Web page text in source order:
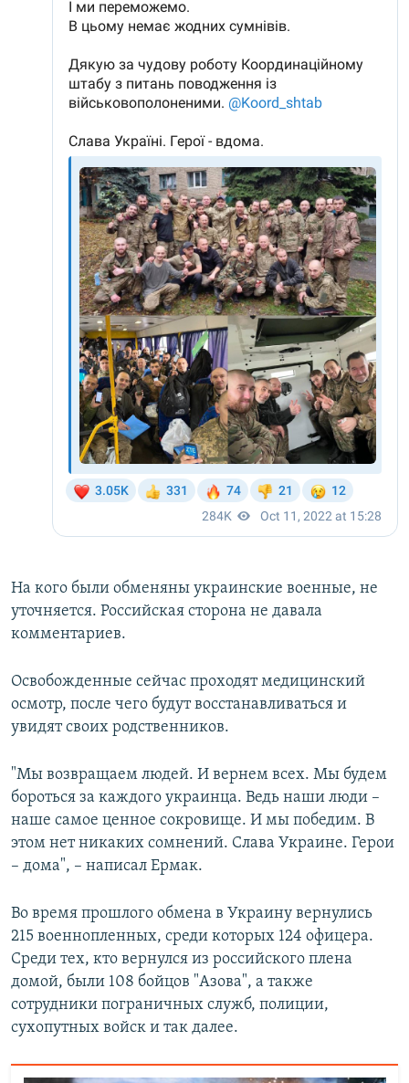
На кого были обменяны украинские военные, не
уточняется. Российская сторона не давала
комментариев.
Освобожденные сейчас проходят медицинский
осмотр, после чего будут восстанавливаться и
увидят своих родственников.
"Мы возвращаем людей. И вернем всех. Мы будем
бороться за каждого украинца. Ведь наши люди –
наше самое ценное сокровище. И мы победим. В
этом нет никаких сомнений. Слава Украине. Герои
– дома", – написал Ермак.
Во время прошлого обмена в Украину вернулись
215 военнопленных, среди которых 124 офицера.
Среди тех, кто вернулся из российского плена
домой, были 108 бойцов "Азова", а также
сотрудники пограничных служб, полиции,
сухопутных войск и так далее.